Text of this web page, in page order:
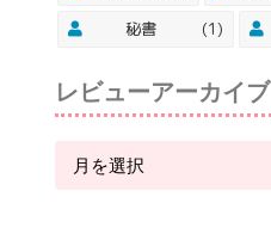
秘書
(1)
レビューアーカイブ